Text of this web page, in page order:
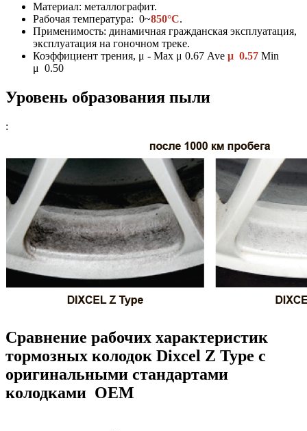
Материал: металлографит.
Рабочая температура: 0~850°C.
Применимость: динамичная гражданская эксплуатация,
эксплуатация на гоночном треке.
Коэффициент трения, μ - Max μ 0.67 Ave μ 0.57 Min
μ 0.50
Уровень образования пыли
:
Сравнение рабочих характеристик
тормозных колодок Dixcel Z Type с
оригинальными стандартами
колодками OEM